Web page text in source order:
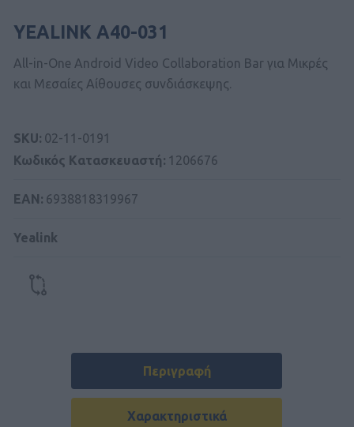
YEALINK A40-031
All-in-One Android Video Collaboration Bar για Μικρές
και Μεσαίες Αίθουσες συνδιάσκεψης.
SKU: 02-11-0191
Κωδικός Kατασκευαστή: 1206676
ΕΑΝ: 6938818319967
Yealink
Περιγραφή
Χαρακτηριστικά